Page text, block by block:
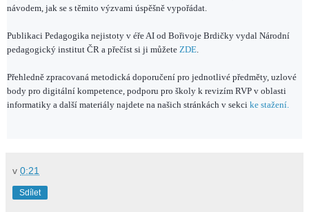
návodem, jak se s těmito výzvami úspěšně vypořádat.
Publikaci Pedagogika nejistoty v éře AI od Bořivoje Brdičky vydal Národní
pedagogický institut ČR a přečíst si ji můžete ZDE
Přehledně zpracovaná metodická doporučení pro jednotlivé předměty, uzlové
body pro digitální kompetence, podporu pro školy k revizím RVP v oblasti
informatiky a další materiály najdete na našich stránkách v sekci ke stažení.
v 0:21
Sdílet